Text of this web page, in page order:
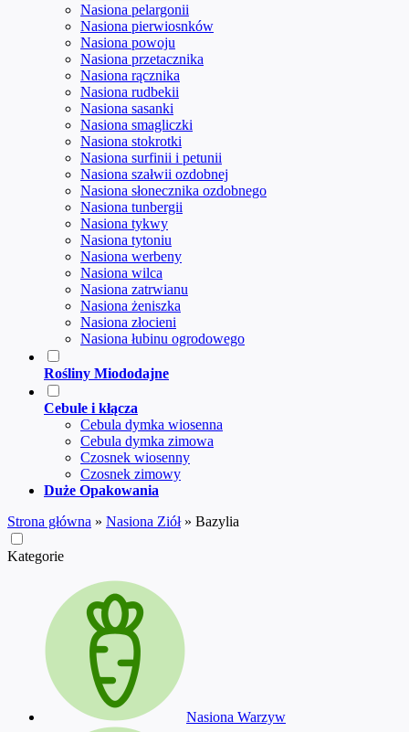
Nasiona pelargonii
Nasiona pierwiosnków
Nasiona powoju
Nasiona przetacznika
Nasiona rącznika
Nasiona rudbekii
Nasiona sasanki
Nasiona smagliczki
Nasiona stokrotki
Nasiona surfinii i petunii
Nasiona szałwii ozdobnej
Nasiona słonecznika ozdobnego
Nasiona tunbergii
Nasiona tykwy
Nasiona tytoniu
Nasiona werbeny
Nasiona wilca
Nasiona zatrwianu
Nasiona żeniszka
Nasiona złocieni
Nasiona łubinu ogrodowego
Rośliny Miododajne
Cebule i kłącza
Cebula dymka wiosenna
Cebula dymka zimowa
Czosnek wiosenny
Czosnek zimowy
Duże Opakowania
Strona główna » Nasiona Ziół» Bazylia
Kategorie
Nasiona Warzyw